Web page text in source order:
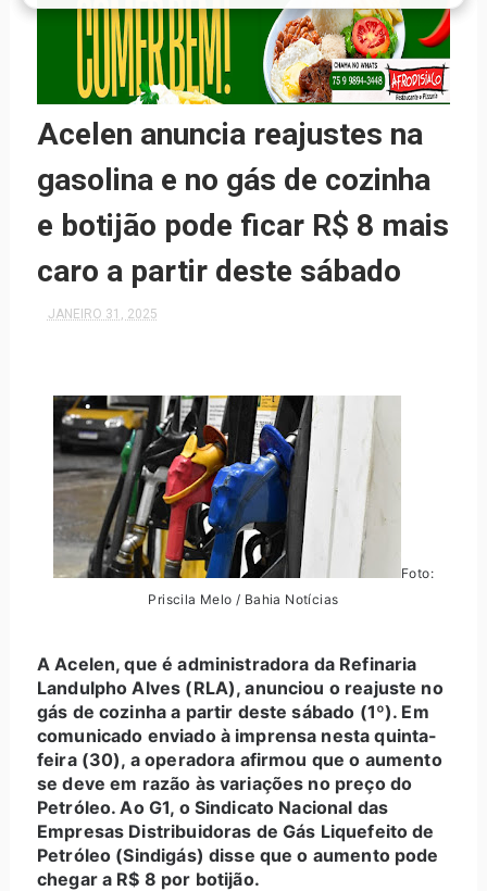
Acelen anuncia reajustes na
gasolina e no gás de cozinha
e botijão pode ficar R$ 8 mais
caro a partir deste sábado
JANEIRO 31, 2025
Foto:
Priscila Melo / Bahia Notícias
A Acelen, que é administradora da Refinaria
Landulpho Alves (RLA), anunciou o reajuste no
gás de cozinha a partir deste sábado (1º). Em
comunicado enviado à imprensa nesta quinta-
feira (30), a operadora afirmou que o aumento
se deve em razão às variações no preço do
Petróleo. Ao G1, o Sindicato Nacional das
Empresas Distribuidoras de Gás Liquefeito de
Petróleo (Sindigás) disse que o aumento pode
chegar a R$ 8 por botijão.